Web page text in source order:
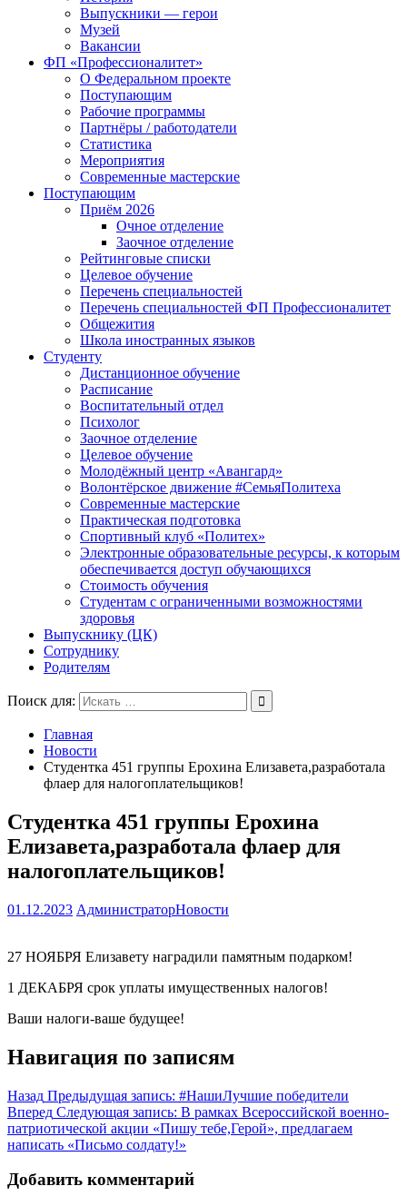
Выпускники — герои
Музей
Вакансии
ФП «Профессионалитет»
О Федеральном проекте
Поступающим
Рабочие программы
Партнёры / работодатели
Статистика
Мероприятия
Современные мастерские
Поступающим
Приём 2026
Очное отделение
Заочное отделение
Рейтинговые списки
Целевое обучение
Перечень специальностей
Перечень специальностей ФП Профессионалитет
Общежития
Школа иностранных языков
Студенту
Дистанционное обучение
Расписание
Воспитательный отдел
Психолог
Заочное отделение
Целевое обучение
Молодёжный центр «Авангард»
Волонтёрское движение #СемьяПолитеха
Современные мастерские
Практическая подготовка
Спортивный клуб «Политех»
Электронные образовательные ресурсы, к которым
обеспечивается доступ обучающихся
Стоимость обучения
Студентам с ограниченными возможностями
здоровья
Выпускнику (ЦК)
Сотруднику
Родителям
Поиск для:
Главная
Новости
Студентка 451 группы Ерохина Елизавета,разработала
флаер для налогоплательщиков!
Студентка 451 группы Ерохина
Елизавета,разработала флаер для
налогоплательщиков!
01.12.2023 АдминистраторНовости
27 НОЯБРЯ Елизавету наградили памятным подарком!
1 ДЕКАБРЯ срок уплаты имущественных налогов!
Ваши налоги-ваше будущее!
Навигация по записям
Назад Предыдущая запись: #НашиЛучшие победители
Вперед Следующая запись: В рамках Всероссийской военно-
патриотической акции «Пишу тебе,Герой», предлагаем
написать «Письмо солдату!»
Добавить комментарий